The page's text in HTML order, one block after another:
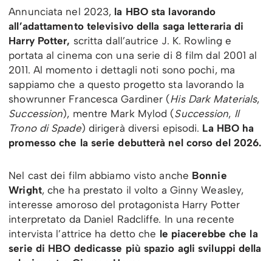
Annunciata nel 2023, la HBO sta lavorando
all’adattamento televisivo della saga letteraria di
Harry Potter, scritta dall’autrice J. K. Rowling e
portata al cinema con una serie di 8 film dal 2001 al
2011. Al momento i dettagli noti sono pochi, ma
sappiamo che a questo progetto sta lavorando la
showrunner Francesca Gardiner (His Dark Materials,
Succession), mentre Mark Mylod (Succession, Il
Trono di Spade) dirigerà diversi episodi. La HBO ha
promesso che la serie debutterà nel corso del 2026.
Nel cast dei film abbiamo visto anche Bonnie
Wright, che ha prestato il volto a Ginny Weasley,
interesse amoroso del protagonista Harry Potter
interpretato da Daniel Radcliffe. In una recente
intervista l’attrice ha detto che le piacerebbe che la
serie di HBO dedicasse più spazio agli sviluppi della